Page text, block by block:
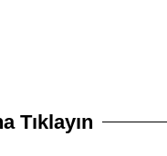
Tıklayın